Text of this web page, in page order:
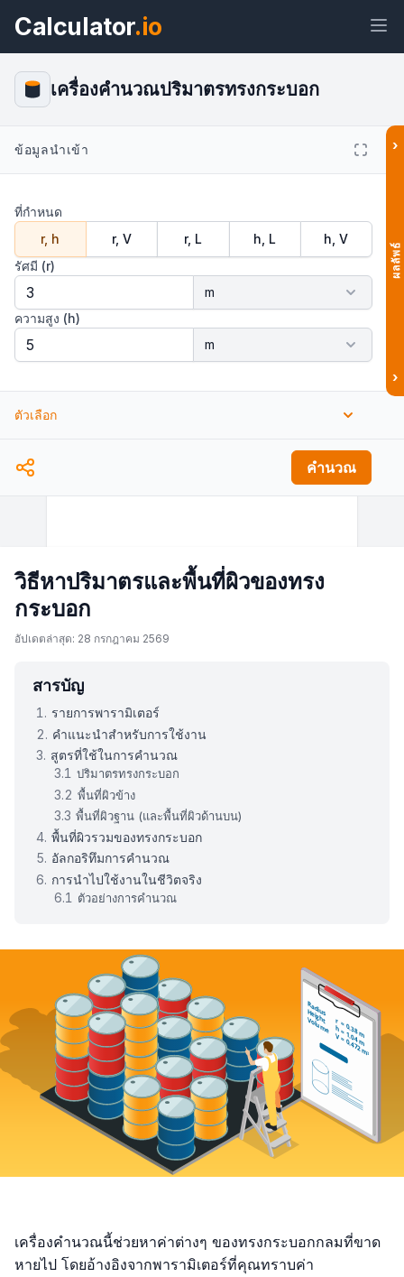
Calculator.io
แสดงตัวอย่าง เครื่องคำนวณปริมาตร
ทรงกระบอก: สูตร แกลลอน และลิตร วิด
เจ็ต
เครื่องคำนวณปริมาตรทรงกระบอก
ข้อมูลนำเข้า
ที่กำหนด
r, h
r, V r, L h, L
h, V
รัศมี (r)
ความสูง (h)
ตัวเลือก
คำนวณ
›
ผลลัพธ์
›
วิธีหาปริมาตรและพื้นที่ผิวของทรง
กระบอก
อัปเดตล่าสุด: 28 กรกฎาคม 2569
สารบัญ
รายการพารามิเตอร์
คำแนะนำสำหรับการใช้งาน
สูตรที่ใช้ในการคำนวณ
ปริมาตรทรงกระบอก
พื้นที่ผิวข้าง
พื้นที่ผิวฐาน (และพื้นที่ผิวด้านบน)
พื้นที่ผิวรวมของทรงกระบอก
อัลกอริทึมการคำนวณ
การนำไปใช้งานในชีวิตจริง
ตัวอย่างการคำนวณ
เครื่องคำนวณนี้ช่วยหาค่าต่างๆ ของทรงกระบอกกลมที่ขาด
หายไป โดยอ้างอิงจากพารามิเตอร์ที่คุณทราบค่า